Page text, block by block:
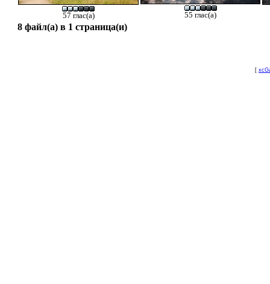
57 глас(а) 55 глас(а)
8 файл(а) в 1 страница(и)
[